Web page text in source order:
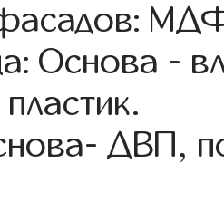
Основа -
ДВП,